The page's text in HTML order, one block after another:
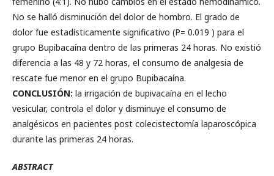
No se halló disminución del dolor de hombro. El grado de
dolor fue estadísticamente significativo (P= 0.019 ) para el
grupo Bupibacaína dentro de las primeras 24 horas. No existió
diferencia a las 48 y 72 horas, el consumo de analgesia de
rescate fue menor en el grupo Bupibacaína.
CONCLUSIÓN: la irrigación de bupivacaína en el lecho
vesicular, controla el dolor y disminuye el consumo de
analgésicos en pacientes post colecistectomía laparoscópica
durante las primeras 24 horas.
ABSTRACT